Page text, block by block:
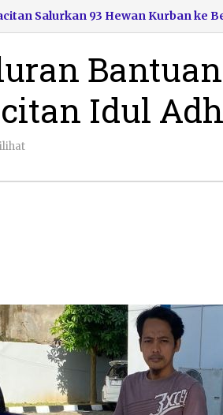
Salurkan 93 Hewan Kurban ke
Idul